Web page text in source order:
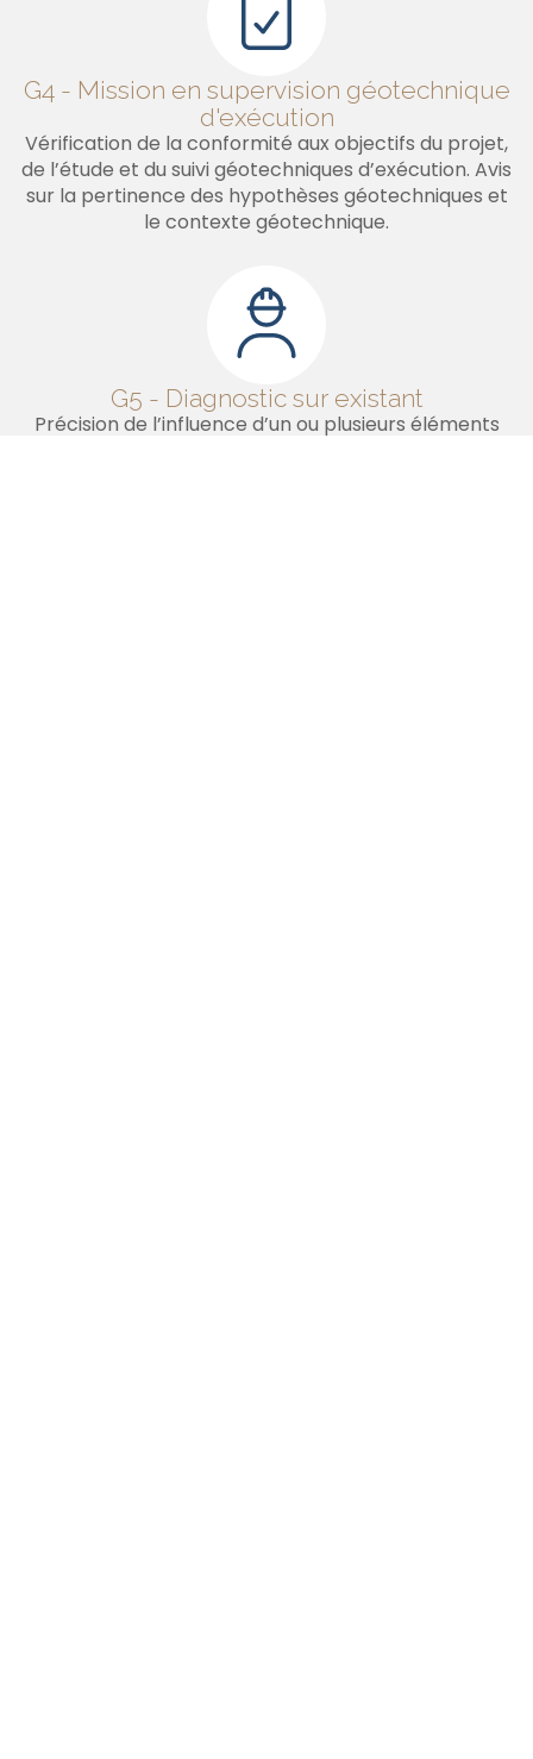
G4 - Mission en supervision géotechnique
d'exécution
Vérification de la conformité aux objectifs du projet,
de l’étude et du suivi géotechniques d’exécution. Avis
sur la pertinence des hypothèses géotechniques et
le contexte géotechnique.
G5 - Diagnostic sur existant
Précision de l’influence d’un ou plusieurs éléments